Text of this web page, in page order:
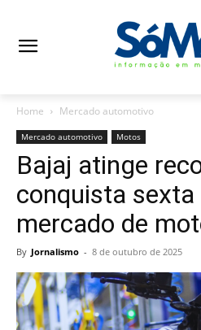
Home Mercado automotivo
Mercado automotivo Motos
Bajaj atinge
conquista sexta
mercado de
By Jornalismo - 8 de outubro de 2025